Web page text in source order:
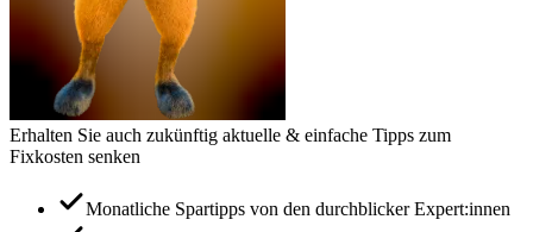
Erhalten Sie auch zukünftig aktuelle & einfache Tipps zum
Fixkosten senken
Monatliche Spartipps von den durchblicker Expert:innen